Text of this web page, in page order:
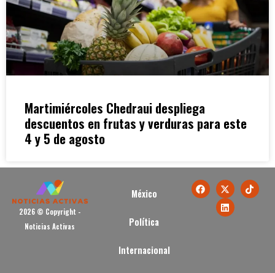
Martimiércoles Chedraui despliega
descuentos en frutas y verduras para este
4 y 5 de agosto
2026 © Copyright -
Noticias Activas
México
Política
Internacional